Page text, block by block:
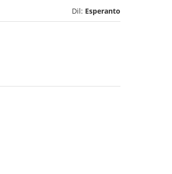
Dil: Esperanto